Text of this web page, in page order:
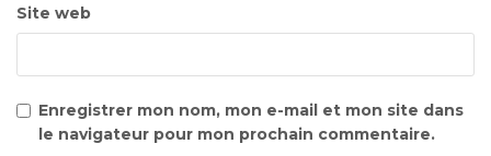
Site web
Enregistrer mon nom, mon e-mail et mon site dans
le navigateur pour mon prochain commentaire.